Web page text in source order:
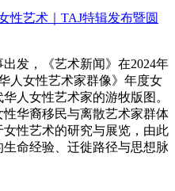
性艺术｜TAJ特辑发布暨圆
发，《艺术新闻》在2024年
女性艺术家群像》年度女
人女性艺术家的游牧版图。
华裔移民与离散艺术家群体
性艺术的研究与展览，由此
命经验、迁徙路径与思想脉